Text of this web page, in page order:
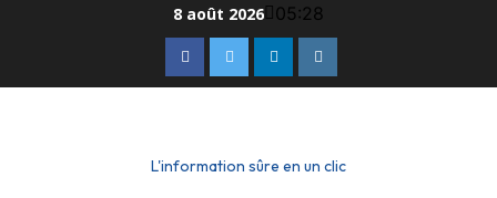
8 août 2026 05:28
L'information sûre en un clic